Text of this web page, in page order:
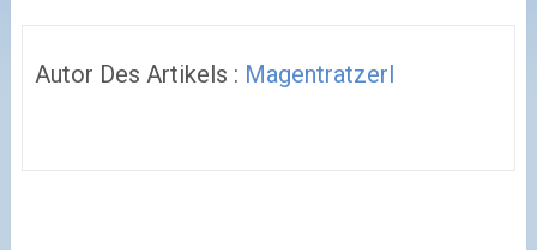
Autor Des Artikels : Magentratzerl